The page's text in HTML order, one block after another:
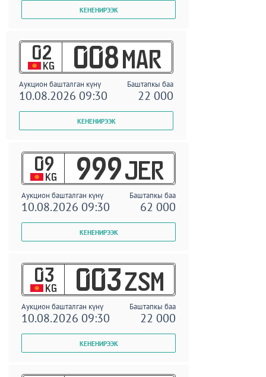
02
KG 008 MAR
Аукцион башталган күнү Баштапкы баа
10.08.2026 09:30 22 000
09
KG 999 JER
Аукцион башталган күнү Баштапкы баа
10.08.2026 09:30 62 000
03
KG 003 ZSM
Аукцион башталган күнү Баштапкы баа
10.08.2026 09:30 22 000